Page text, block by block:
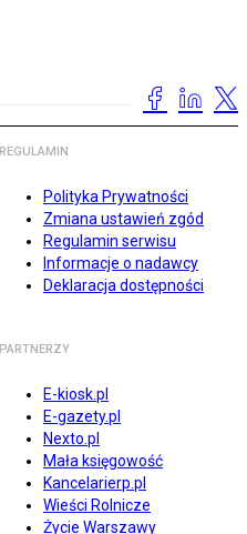
REGULAMIN
Polityka Prywatności
Zmiana ustawień zgód
Regulamin serwisu
Informacje o nadawcy
Deklaracja dostępności
PARTNERZY
E-kiosk.pl
E-gazety.pl
Nexto.pl
Mała księgowość
Kancelarierp.pl
Wieści Rolnicze
Życie Warszawy